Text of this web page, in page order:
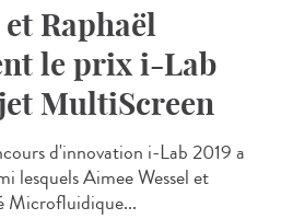
Raphaël
le prix i-Lab
MultiScreen
d'innovation i-Lab 2019 a
lesquels Aimee Wessel et
Microfluidique...